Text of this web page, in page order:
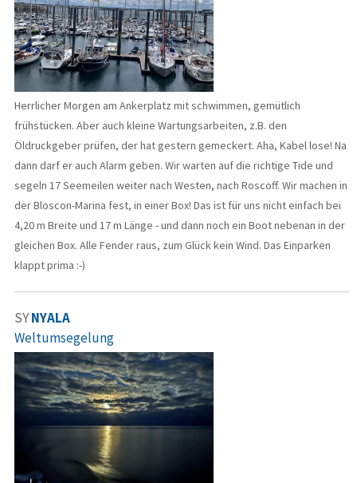
Herrlicher Morgen am Ankerplatz mit schwimmen, gemütlich
frühstücken. Aber auch kleine Wartungsarbeiten, z.B. den
Öldruckgeber prüfen, der hat gestern gemeckert. Aha, Kabel lose! Na
dann darf er auch Alarm geben. Wir warten auf die richtige Tide und
segeln 17 Seemeilen weiter nach Westen, nach Roscoff. Wir machen in
der Bloscon-Marina fest, in einer Box! Das ist für uns nicht einfach bei
4,20 m Breite und 17 m Länge - und dann noch ein Boot nebenan in der
gleichen Box. Alle Fender raus, zum Glück kein Wind. Das Einparken
klappt prima :-)
SYNYALA
Weltumsegelung